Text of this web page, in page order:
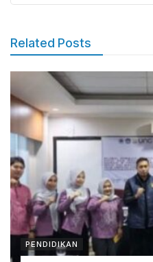
Related Posts
PENDIDIKAN